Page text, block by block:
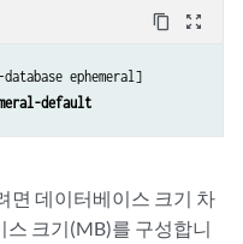
content_copy zoom_out_map
ephemeral]
default
면 데이터베이스 크기 차
크기(MB)를 구성합니